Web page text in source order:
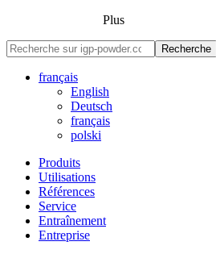
Plus
Recherche
français
English
Deutsch
français
polski
Produits
Utilisations
Références
Service
Entraînement
Entreprise